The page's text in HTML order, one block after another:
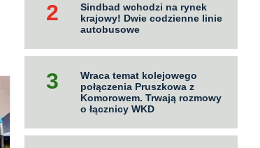
Sindbad wchodzi na rynek
krajowy! Dwie codzienne linie
autobusowe
Wraca temat kolejowego
połączenia Pruszkowa z
Komorowem. Trwają rozmowy
o łącznicy WKD